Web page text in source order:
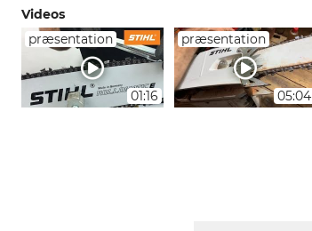
Videos
præsentation
01:16
præsentation
05:04